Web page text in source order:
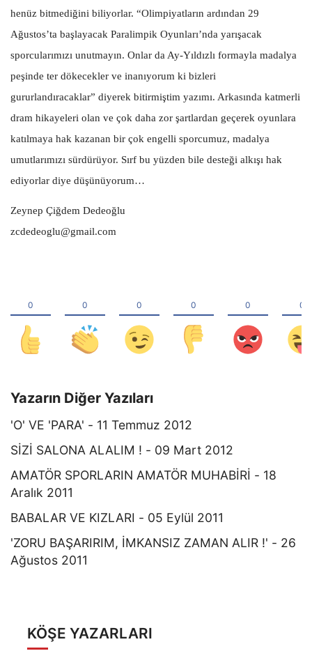
henüz bitmediğini biliyorlar. “Olimpiyatların ardından 29
Ağustos’ta başlayacak Paralimpik Oyunları’nda yarışacak
sporcularımızı unutmayın. Onlar da Ay-Yıldızlı formayla madalya
peşinde ter dökecekler ve inanıyorum ki bizleri
gururlandıracaklar” diyerek bitirmiştim yazımı. Arkasında katmerli
dram hikayeleri olan ve çok daha zor şartlardan geçerek oyunlara
katılmaya hak kazanan bir çok engelli sporcumuz, madalya
umutlarımızı sürdürüyor. Sırf bu yüzden bile desteği alkışı hak
ediyorlar diye düşünüyorum…
Zeynep Çiğdem Dedeoğlu
zcdedeoglu@gmail.com
Yazarın Diğer Yazıları
'O' VE 'PARA' - 11 Temmuz 2012
SİZİ SALONA ALALIM ! - 09 Mart 2012
AMATÖR SPORLARIN AMATÖR MUHABİRİ - 18
Aralık 2011
BABALAR VE KIZLARI - 05 Eylül 2011
'ZORU BAŞARIRIM, İMKANSIZ ZAMAN ALIR !' - 26
Ağustos 2011
KÖŞE YAZARLARI